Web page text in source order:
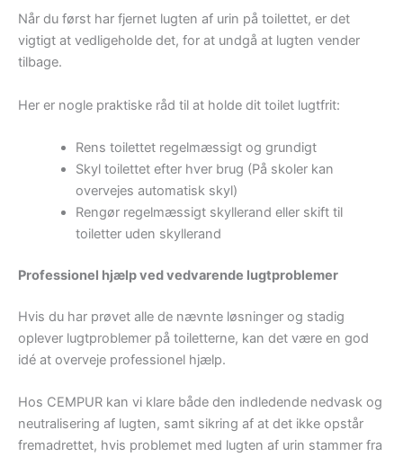
Når du først har fjernet lugten af urin på toilettet, er det
vigtigt at vedligeholde det, for at undgå at lugten vender
tilbage.
Her er nogle praktiske råd til at holde dit toilet lugtfrit:
Rens toilettet regelmæssigt og grundigt
Skyl toilettet efter hver brug (På skoler kan
overvejes automatisk skyl)
Rengør regelmæssigt skyllerand eller skift til
toiletter uden skyllerand
Professionel hjælp ved vedvarende lugtproblemer
Hvis du har prøvet alle de nævnte løsninger og stadig
oplever lugtproblemer på toiletterne, kan det være en god
idé at overveje professionel hjælp.
Hos CEMPUR kan vi klare både den indledende nedvask og
neutralisering af lugten, samt sikring af at det ikke opstår
fremadrettet, hvis problemet med lugten af urin stammer fra